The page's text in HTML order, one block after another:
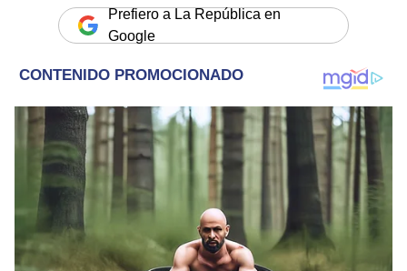
Prefiero a La República en
Google